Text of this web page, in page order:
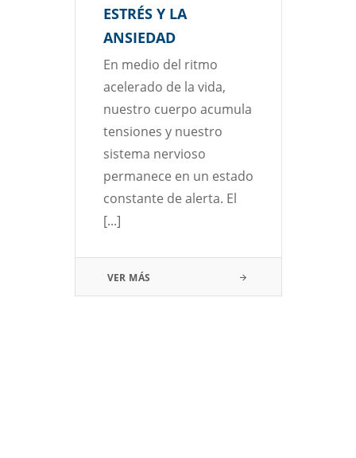
ESTRÉS Y LA
ANSIEDAD
En medio del ritmo
acelerado de la vida,
nuestro cuerpo acumula
tensiones y nuestro
sistema nervioso
permanece en un estado
constante de alerta. El
[...]
VER MÁS